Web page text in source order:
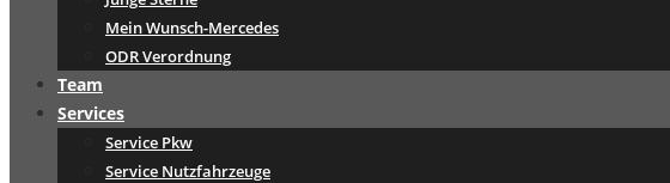
Mein Wunsch-Mercedes
ODR Verordnung
Team
Services
Service Pkw
Service Nutzfahrzeuge